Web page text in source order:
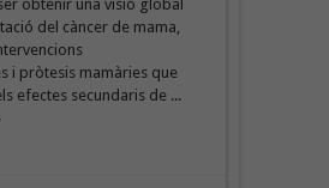
obtenir una visió global
del càncer de mama,
i pròtesis mamàries que
efectes secundaris de ...